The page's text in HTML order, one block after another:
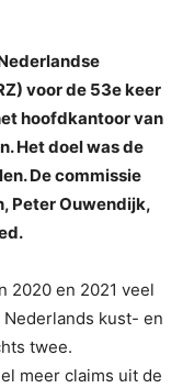
voor de 53e keer
hoofdkantoor van
Het doel was de
De commissie
Peter Ouwendijk,
2020 en 2021 veel
kust- en
twee.
meer claims uit de